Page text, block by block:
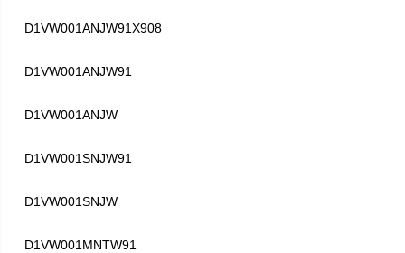
D1VW001ANJW91X908
D1VW001ANJW91
D1VW001ANJW
D1VW001SNJW91
D1VW001SNJW
D1VW001MNTW91